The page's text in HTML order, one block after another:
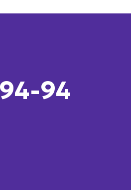
94